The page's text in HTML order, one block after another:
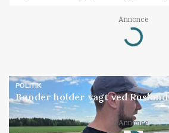
Annonce
Loading...
POLITIK
Bønder holder vagt ved Rusland
Annonce